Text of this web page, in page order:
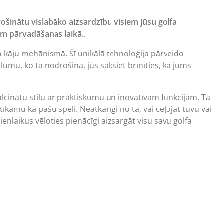
vislabāko aizsardzību visiem jūsu golfa
pārvadāšanas laikā..
mehānismā. Šī unikālā tehnoloģija pārveido
ko tā nodrošina, jūs sāksiet brīnīties, kā jums
stilu ar praktiskumu un inovatīvām funkcijām. Tā
kā pašu spēli. Neatkarīgi no tā, vai ceļojat tuvu vai
vēloties pienācīgi aizsargāt visu savu golfa